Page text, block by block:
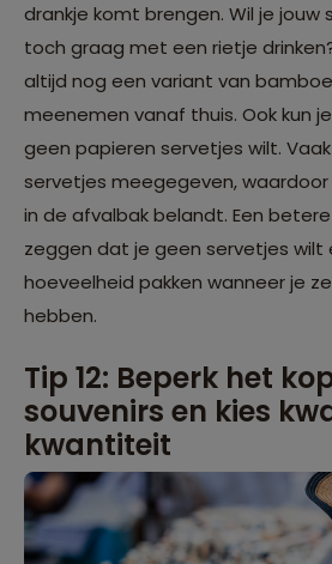
drankje komt brengen. Wil je
toch graag met een rietje
altijd nog een variant van
meenemen vanaf thuis. Ook kun
geen papieren servetjes wilt.
servetjes meegegeven,
in de afvalbak belandt. Een
zeggen dat je geen servetjes wilt
hoeveelheid pakken wanneer je
hebben.
Tip 12: Beperk het
souvenirs en kies
kwantiteit